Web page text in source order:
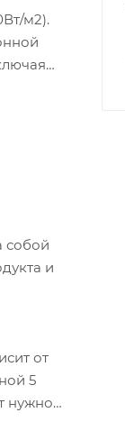
м2).
собой
и
от
5
нужной